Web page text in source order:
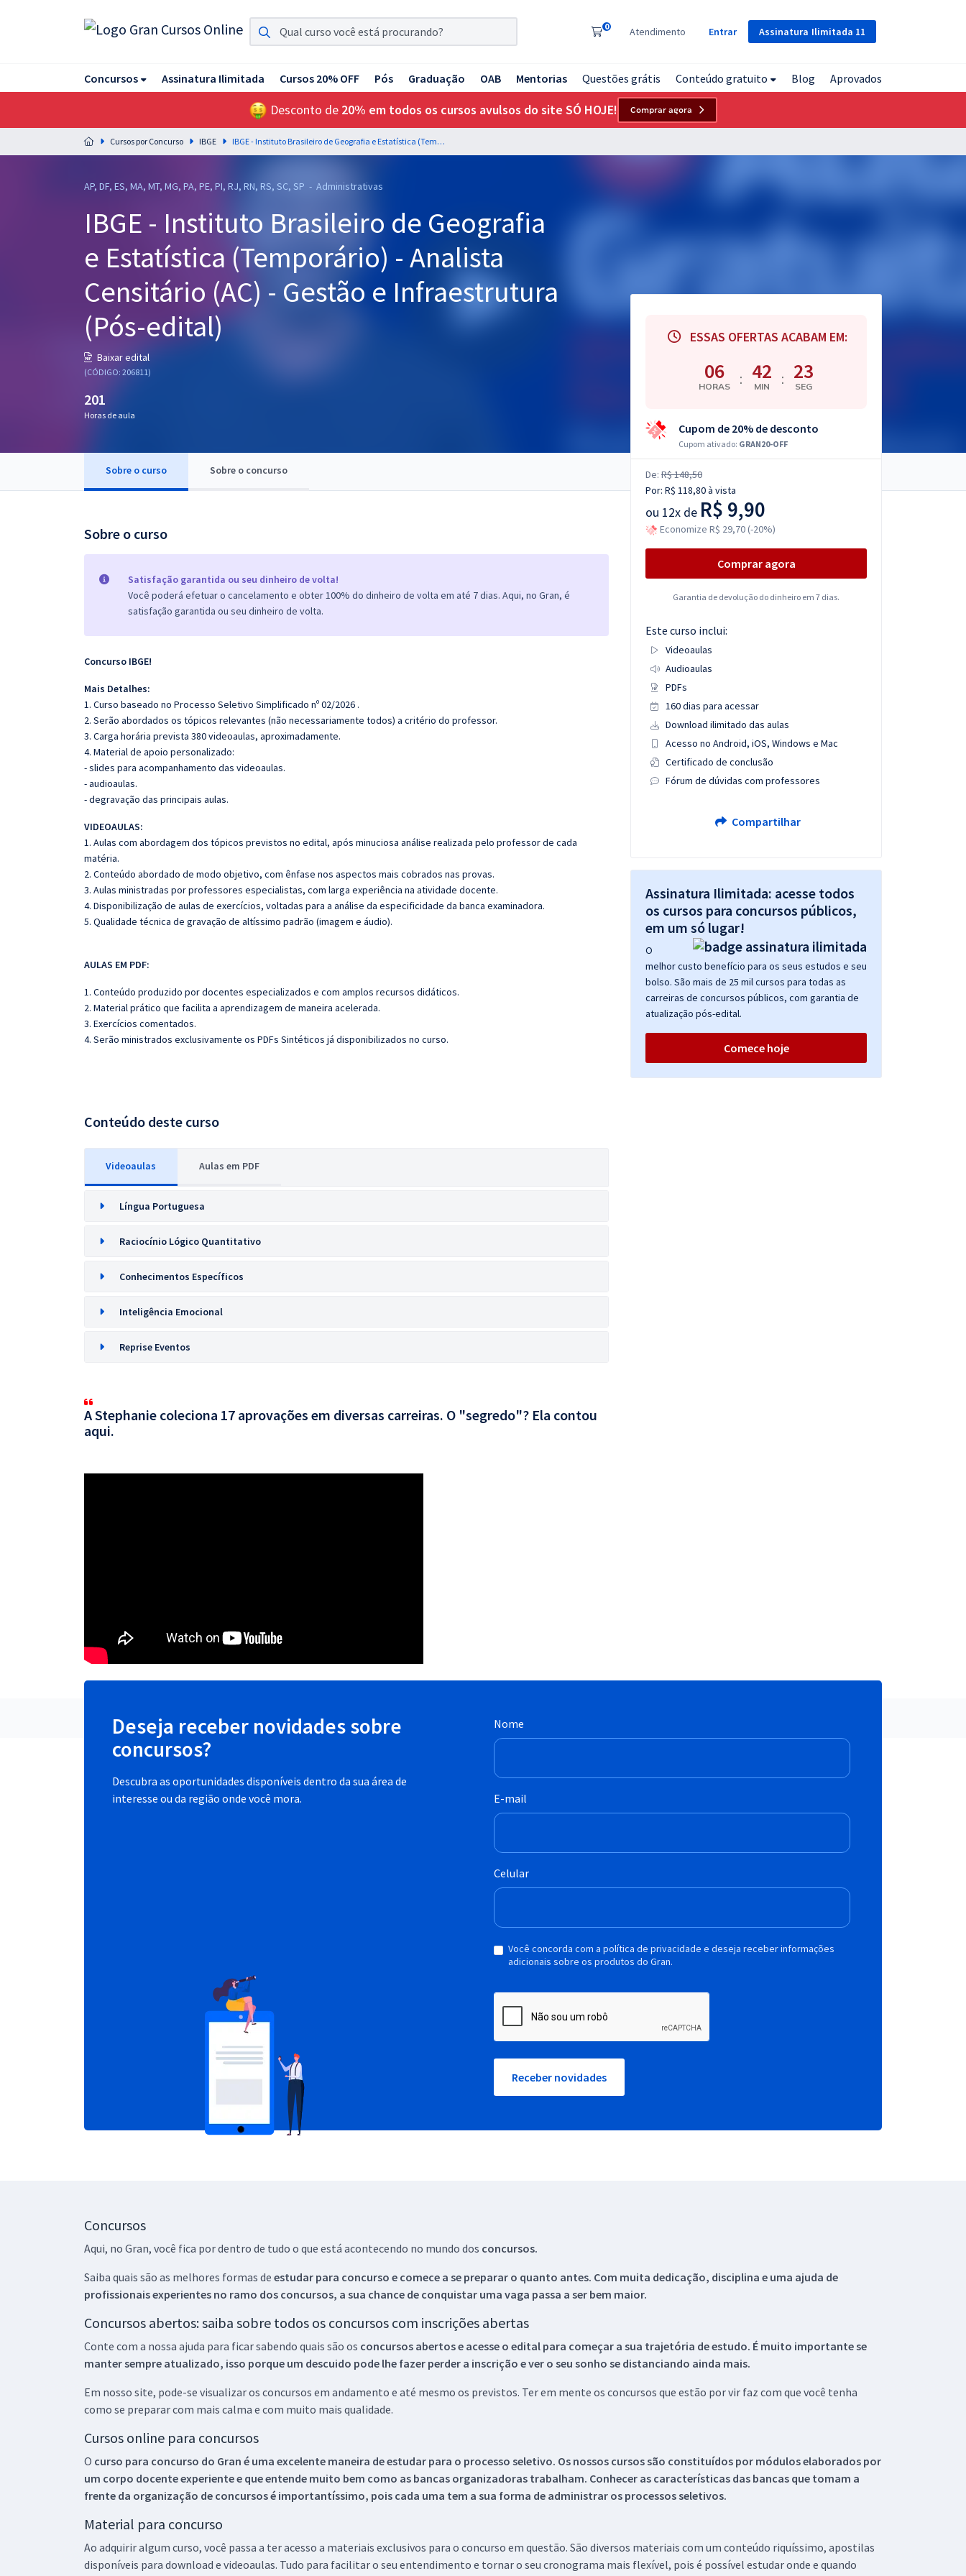
Assinatura Ilimitada 11
0 Atendimento Entrar
Concursos Assinatura Ilimitada Cursos 20% OFF Pós Graduação OAB Mentorias Questões grátis Conteúdo gratuito Blog Aprovados
Acesso a todos os cursos. Teste grátis por 7 dias!
Acesso ilimitado a toda preparação para o Exame da
Ordem, até você passar!
Residências Multiprofissionais
residências em saúde do Brasil
Desconto de 20% em todos os cursos avulsos do site SÓ HOJE! Comprar agora
Cursos por Concurso IBGE IBGE - Instituto Brasileiro de Geografia e Estatística (Temporário) - Analista Censitário (AC) - Gestão e Infraestrutura (Pós-edital)
AP, DF, ES, MA, MT, MG, PA, PE, PI, RJ, RN, RS, SC, SP - Administrativas
IBGE - Instituto Brasileiro de Geografia
e Estatística (Temporário) - Analista
Censitário (AC) - Gestão e Infraestrutura
(Pós-edital)
Baixar edital
(CÓDIGO: 206811)
201
Horas de aula
Sobre o curso Sobre o concurso
Sobre o curso
Satisfação garantida ou seu dinheiro de volta!
Você poderá efetuar o cancelamento e obter 100% do dinheiro de volta em até 7 dias. Aqui, no Gran, é
satisfação garantida ou seu dinheiro de volta.
Concurso IBGE!
Mais Detalhes:
1. Curso baseado no Processo Seletivo Simplificado nº 02/2026 .
2. Serão abordados os tópicos relevantes (não necessariamente todos) a critério do professor.
3. Carga horária prevista 380 videoaulas, aproximadamente.
4. Material de apoio personalizado:
- slides para acompanhamento das videoaulas.
- audioaulas.
- degravação das principais aulas.
VIDEOAULAS:
1. Aulas com abordagem dos tópicos previstos no edital, após minuciosa análise realizada pelo professor de cada
matéria.
2. Conteúdo abordado de modo objetivo, com ênfase nos aspectos mais cobrados nas provas.
3. Aulas ministradas por professores especialistas, com larga experiência na atividade docente.
4. Disponibilização de aulas de exercícios, voltadas para a análise da especificidade da banca examinadora.
5. Qualidade técnica de gravação de altíssimo padrão (imagem e áudio).
AULAS EM PDF:
1. Conteúdo produzido por docentes especializados e com amplos recursos didáticos.
2. Material prático que facilita a aprendizagem de maneira acelerada.
3. Exercícios comentados.
4. Serão ministrados exclusivamente os PDFs Sintéticos já disponibilizados no curso.
Conteúdo deste curso
Videoaulas Aulas em PDF
Língua Portuguesa
Raciocínio Lógico Quantitativo
Conhecimentos Específicos
Inteligência Emocional
Reprise Eventos
A Stephanie coleciona 17 aprovações em diversas carreiras. O "segredo"? Ela contou
aqui.
ESSAS OFERTAS ACABAM EM:
06
HORAS : 42
MIN : 22
SEG
Cupom de 20% de desconto
Cupom ativado: GRAN20-OFF
De: R$ 148,50
Por: R$ 118,80à vista
ou 12x de R$ 9,90
Economize R$ 29,70 (-20%)
Comprar agora
Garantia de devolução do dinheiro em 7 dias.
Este curso inclui:
Videoaulas
Audioaulas
PDFs
160 dias para acessar
Download ilimitado das aulas
Acesso no Android, iOS, Windows e Mac
Certificado de conclusão
Fórum de dúvidas com professores
Compartilhar
Assinatura Ilimitada: acesse todos
os cursos para concursos públicos,
em um só lugar!
O
melhor custo benefício para os seus estudos e seu
bolso. São mais de 25 mil cursos para todas as
carreiras de concursos públicos, com garantia de
atualização pós-edital.
Comece hoje
Deseja receber novidades sobre
concursos?
Descubra as oportunidades disponíveis dentro da sua área de
interesse ou da região onde você mora.
Nome
E-mail
Celular
Você concorda com a política de privacidade e deseja receber informações
adicionais sobre os produtos do Gran.
Receber novidades
Concursos
Aqui, no Gran, você fica por dentro de tudo o que está acontecendo no mundo dos concursos.
Saiba quais são as melhores formas de estudar para concurso e comece a se preparar o quanto antes. Com muita dedicação, disciplina e uma ajuda de
profissionais experientes no ramo dos concursos, a sua chance de conquistar uma vaga passa a ser bem maior.
Concursos abertos: saiba sobre todos os concursos com inscrições abertas
Conte com a nossa ajuda para ficar sabendo quais são os concursos abertos e acesse o edital para começar a sua trajetória de estudo. É muito importante se
manter sempre atualizado, isso porque um descuido pode lhe fazer perder a inscrição e ver o seu sonho se distanciando ainda mais.
Em nosso site, pode-se visualizar os concursos em andamento e até mesmo os previstos. Ter em mente os concursos que estão por vir faz com que você tenha
como se preparar com mais calma e com muito mais qualidade.
Cursos online para concursos
O curso para concurso do Gran é uma excelente maneira de estudar para o processo seletivo. Os nossos cursos são constituídos por módulos elaborados por
um corpo docente experiente e que entende muito bem como as bancas organizadoras trabalham. Conhecer as características das bancas que tomam a
frente da organização de concursos é importantíssimo, pois cada uma tem a sua forma de administrar os processos seletivos.
Material para concurso
Ao adquirir algum curso, você passa a ter acesso a materiais exclusivos para o concurso em questão. São diversos materiais com um conteúdo riquíssimo, apostilas
disponíveis para download e videoaulas. Tudo para facilitar o seu entendimento e tornar o seu cronograma mais flexível, pois é possível estudar onde e quando